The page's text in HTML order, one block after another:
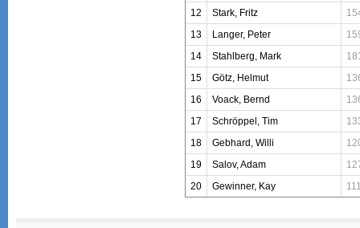
12
Stark, Fritz
13
Langer, Peter
14
Stahlberg, Mark
15
Götz, Helmut
16
Voack, Bernd
17
Schröppel, Tim
18
Gebhard, Willi
19
Salov, Adam
20
Gewinner, Kay